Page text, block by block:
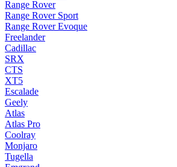
Range Rover
Range Rover Sport
Range Rover Evoque
Freelander
Cadillac
SRX
CTS
XT5
Escalade
Geely
Atlas
Atlas Pro
Coolray
Monjaro
Tugella